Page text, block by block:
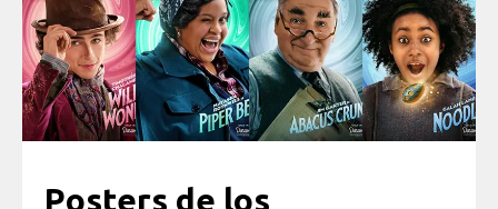
Posters de los